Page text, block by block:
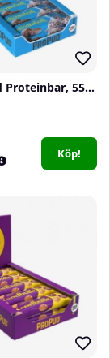
12 x ProPud Proteinbar, 55 g (Delicatoboll)
Köp!